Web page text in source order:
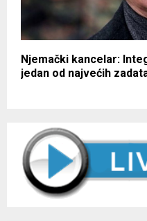
Njemački kancelar:
jedan od najvećih